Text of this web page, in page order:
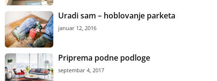
Uradi sam – hoblovanje parketa
januar 12, 2016
Priprema podne podloge
septembar 4, 2017